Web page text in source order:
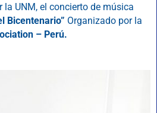
la UNM, el concierto de música
Bicentenario” Organizado por la
– Perú.